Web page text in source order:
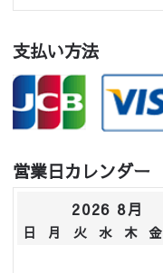
支払い方法
営業日カレンダー
2026 8月
日 月 火 水 木 金